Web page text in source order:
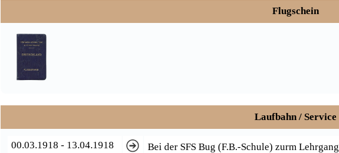
Flugschein
Laufbahn / Service
00.03.1918 - 13.04.1918
Bei der SFS Bug (F.B.-Schule) zurm Lehrgang